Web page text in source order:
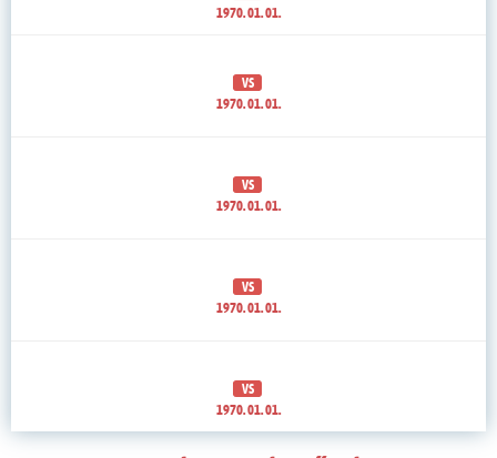
1970. 01. 01.
VS
1970. 01. 01.
VS
1970. 01. 01.
VS
1970. 01. 01.
VS
1970. 01. 01.